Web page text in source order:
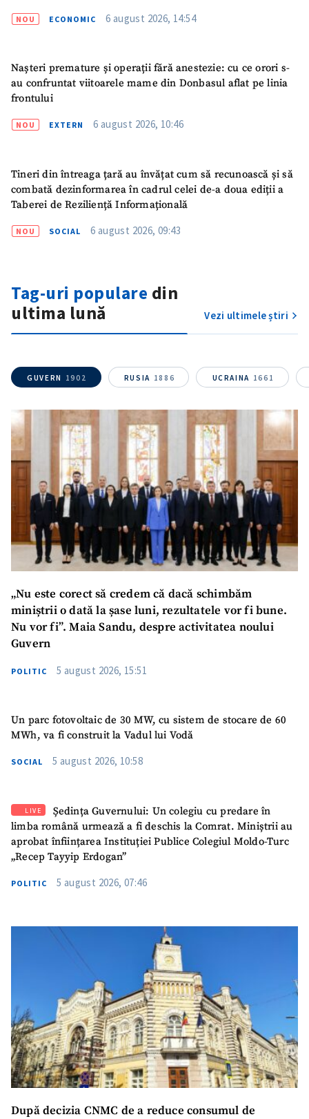
SUSȚINE
NOU ECONOMIC 6 august 2026, 14:54
Nașteri premature și operații fără anestezie: cu ce orori s-
au confruntat viitoarele mame din Donbasul aflat pe linia
frontului
NOU EXTERN 6 august 2026, 10:46
Tineri din întreaga țară au învățat cum să recunoască și să
combată dezinformarea în cadrul celei de-a doua ediții a
Taberei de Reziliență Informațională
NOU SOCIAL 6 august 2026, 09:43
Tag-uri populare din
ultima lună
Vezi ultimele știri
GUVERN 1902 RUSIA 1886 UCRAINA 1661
„Nu este corect să credem că dacă schimbăm
miniștrii o dată la șase luni, rezultatele vor fi bune.
Nu vor fi”. Maia Sandu, despre activitatea noului
Guvern
POLITIC 5 august 2026, 15:51
Un parc fotovoltaic de 30 MW, cu sistem de stocare de 60
MWh, va fi construit la Vadul lui Vodă
SOCIAL 5 august 2026, 10:58
LIVE
Ședința Guvernului: Un colegiu cu predare în
limba română urmează a fi deschis la Comrat. Miniștrii au
aprobat înființarea Instituției Publice Colegiul Moldo-Turc
„Recep Tayyip Erdogan”
POLITIC 5 august 2026, 07:46
După decizia CNMC de a reduce consumul de
Mesajul știrei
+ Mesajul știrei
Nume + Numele meu
Telefon
+ Telefon personal
Am citit și sunt de
acord cu politica de
confidențialitate.
TRIMITE ȘTIREA